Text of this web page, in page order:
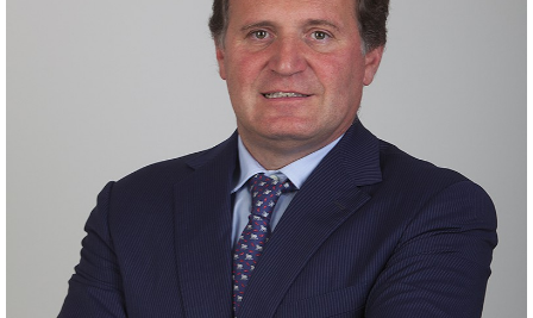
MICHELE APPENDINO
Chairman & CEO
Laureato al Politecnico di Torino in Ingegneria
Elettronica, ha poi ottenuto un MBA presso
l’INSEAD Business School di Fontainebleau.